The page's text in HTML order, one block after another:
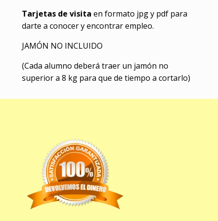
Tarjetas de visita en formato jpg y pdf para
darte a conocer y encontrar empleo.
JAMÓN NO INCLUIDO
(Cada alumno deberá traer un jamón no
superior a 8 kg para que de tiempo a cortarlo)